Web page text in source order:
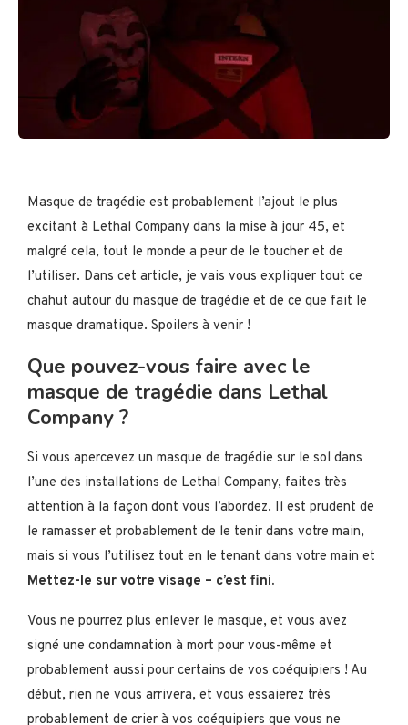
Masque de tragédie est probablement l’ajout le plus
excitant à Lethal Company dans la mise à jour 45, et
malgré cela, tout le monde a peur de le toucher et de
l’utiliser. Dans cet article, je vais vous expliquer tout ce
chahut autour du masque de tragédie et de ce que fait le
masque dramatique. Spoilers à venir !
Que pouvez-vous faire avec le
masque de tragédie dans Lethal
Company ?
Si vous apercevez un masque de tragédie sur le sol dans
l’une des installations de Lethal Company, faites très
attention à la façon dont vous l’abordez. Il est prudent de
le ramasser et probablement de le tenir dans votre main,
mais si vous l’utilisez tout en le tenant dans votre main et
Mettez-le sur votre visage – c’est fini.
Vous ne pourrez plus enlever le masque, et vous avez
signé une condamnation à mort pour vous-même et
probablement aussi pour certains de vos coéquipiers ! Au
début, rien ne vous arrivera, et vous essaierez très
probablement de crier à vos coéquipiers que vous ne